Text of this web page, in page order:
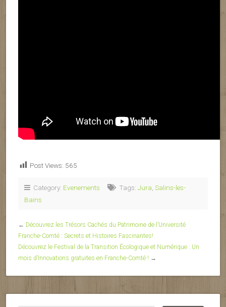
Post Views: 565
Category: Evenements Tags: Jura Salins-les-
Bains
← Découvrez les Trésors Cachés du Patrimoine de l’Université
Franche-Comté : Secrets et Histoires Fascinantes!
Découvrez le Festival de la Transition Écologique et Numérique : Un
mois d’Innovations gratuites en Franche-Comté ! →